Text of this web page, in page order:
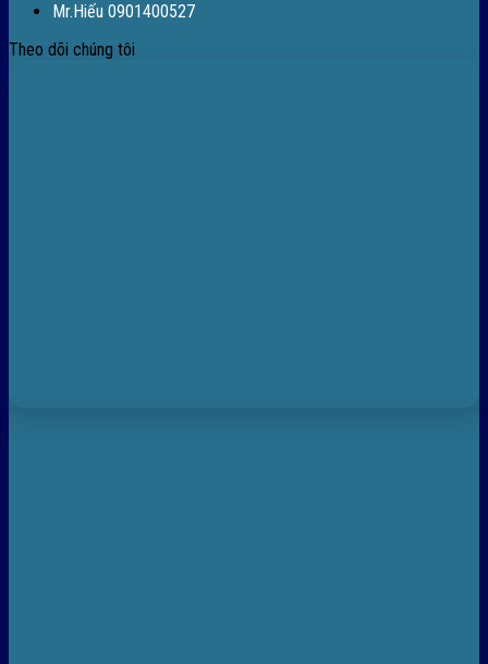
Mr.Hiếu 0901400527
Theo dõi chúng tôi